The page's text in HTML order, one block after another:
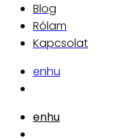
Blog
Rólam
Kapcsolat
enhu
enhu